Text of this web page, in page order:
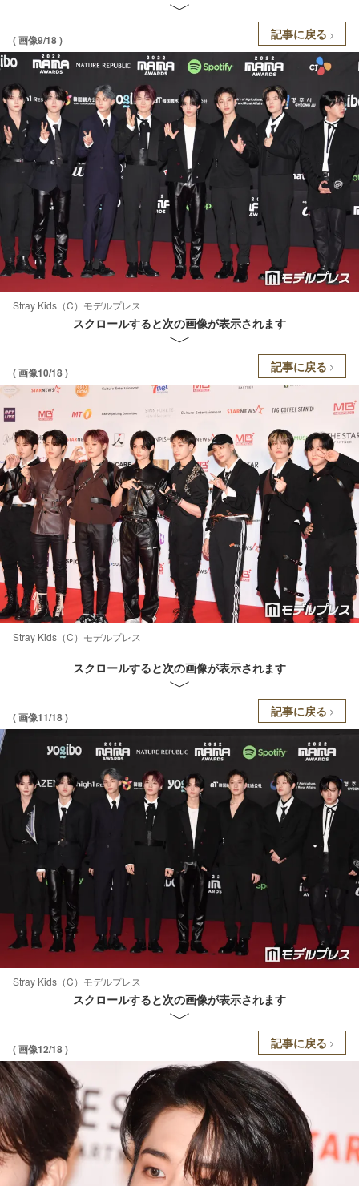
( 画像9/18 ) 記事に戻る
Stray Kids（C）モデルプレス
スクロールすると次の画像が表示されます
( 画像10/18 ) 記事に戻る
Stray Kids（C）モデルプレス
スクロールすると次の画像が表示されます
( 画像11/18 ) 記事に戻る
Stray Kids（C）モデルプレス
スクロールすると次の画像が表示されます
( 画像12/18 ) 記事に戻る